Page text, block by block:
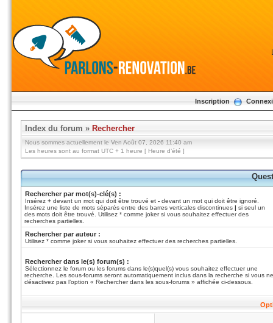
Inscription
Index du forum » Rechercher
Nous sommes actuellement le Ven Août 07, 2026 11:40 am
Les heures sont au format UTC + 1 heure [ Heure d’été ]
Rechercher par mot(s)-clé(s) :
Insérez + devant un mot qui doit être trouvé et - devant un mot qui doit être ignoré.
Insérez une liste de mots séparés entre des barres verticales discontinues | si seul un
des mots doit être trouvé. Utilisez * comme joker si vous souhaitez effectuer des
recherches partielles.
Rechercher par auteur :
Utilisez * comme joker si vous souhaitez effectuer des recherches partielles.
Rechercher dans le(s) forum(s) :
Sélectionnez le forum ou les forums dans le(s)quel(s) vous souhaitez effectuer une
recherche. Les sous-forums seront automatiquement inclus dans la recherche si vous ne
désactivez pas l’option « Rechercher dans les sous-forums » affichée ci-dessous.